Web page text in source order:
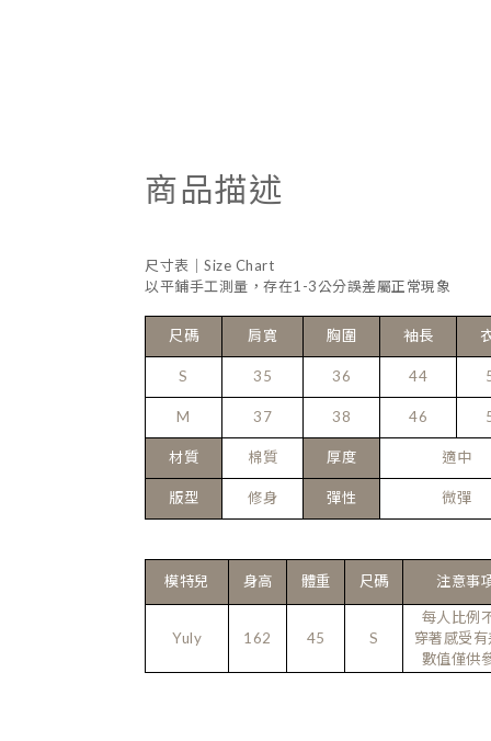
商品描述
尺寸表｜Size Chart
以平鋪手工測量，存在1-3公分誤差屬正常現象
尺碼 肩寬 胸圍 袖長
S 35 36 44
M 37 38 46
材質 棉質 厚度 適中
版型 修身 彈性 微彈
模特兒 身高 體重 尺碼 注意事
Yuly 162 45 S
每人比例
穿著感受
數值僅供